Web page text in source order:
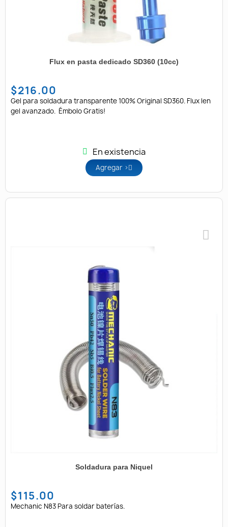
Agregar >
Flux en pasta dedicado SD360 (10cc)
$216.00
Gel para soldadura transparente 100% Original SD360. Flux len
gel avanzado. Émbolo Gratis!
En existencia
Soldadura para Niquel
$115.00
Mechanic N83 Para soldar baterías.